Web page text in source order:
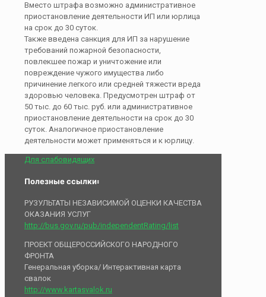
Вместо штрафа возможно административное
приостановление деятельности ИП или юрлица
на срок до 30 суток.
Также введена санкция для ИП за нарушение
требований пожарной безопасности,
повлекшее пожар и уничтожение или
повреждение чужого имущества либо
причинение легкого или средней тяжести вреда
здоровью человека. Предусмотрен штраф от
50 тыс. до 60 тыс. руб. или административное
приостановление деятельности на срок до 30
суток. Аналогичное приостановление
деятельности может применяться и к юрлицу.
Для слабовидящих
Полезные ссылки:
РУЗУЛЬТАТЫ НЕЗАВИСИМОЙ ОЦЕНКИ КАЧЕСТВА
ОКАЗАНИЯ УСЛУГ
http://bus.gov.ru/pub/independentRating/list
ПРОЕКТ ОБЩЕРОССИЙСКОГО НАРОДНОГО
ФРОНТА
Генеральная уборка/ Интерактивная карта
свалок
http://www.kartasvalok.ru